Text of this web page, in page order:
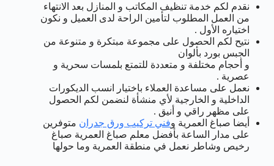
نقدم لكم خدمة تنظيف المكاتب و المنازل بعد الانتهاء
من العمل المطلوب لتأمين الراحة لدى العميل و نكون
اختياره الأول .
نتيح لكم الحصول على مجموعة مبتكرة و متنوعة من
الجبس بورد بألوان
و أحجام مختلفة و متعددة للتمتع بلمسات سحرية و
عصرية .
نعمل على مساعدة العملاء باختيار انسب الديكورات
الداخلية و الخارجية لأي منشأة لنضمن لكم الحصول
على مظهر راقي و أنيق .
أيضا صباغ العمرية وفني تركيب ورق جدران متوفرين
على مدار الساعة بأفضل معلم صباغ العمرية صباغ
رخيص وشاطر نعمل في منطقة العمرية وما حولها